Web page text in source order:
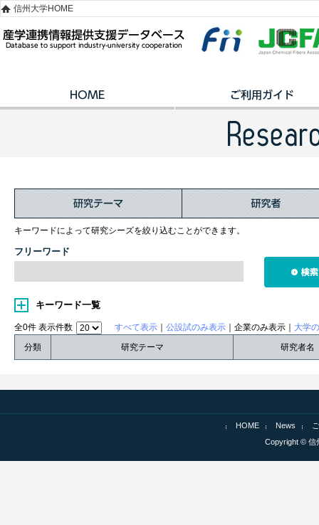
信州大学HOME
キーワードによって研究シーズを絞り込むことができます。
フリーワード
キーワード一覧
全0件 表示件数 すべて表示 公設試のみ表示 ｜企業のみ表示｜ 大学
分類
研究テーマ 研究者名
HOME News
Copyright © 信